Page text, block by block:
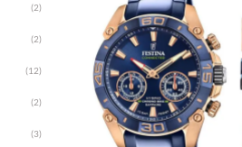
(2)
(2)
(12)
(2)
(3)